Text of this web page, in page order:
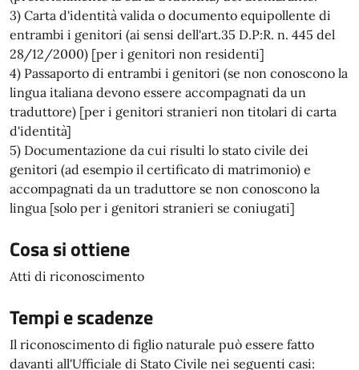
3) Carta d'identità valida o documento equipollente di
entrambi i genitori (ai sensi dell'art.35 D.P:R. n. 445 del
28/12/2000) [per i genitori non residenti]
4) Passaporto di entrambi i genitori (se non conoscono la
lingua italiana devono essere accompagnati da un
traduttore) [per i genitori stranieri non titolari di carta
d'identità]
5) Documentazione da cui risulti lo stato civile dei
genitori (ad esempio il certificato di matrimonio) e
accompagnati da un traduttore se non conoscono la
lingua [solo per i genitori stranieri se coniugati]
Cosa si ottiene
Atti di riconoscimento
Tempi e scadenze
Il riconoscimento di figlio naturale può essere fatto
davanti all'Ufficiale di Stato Civile nei seguenti casi: